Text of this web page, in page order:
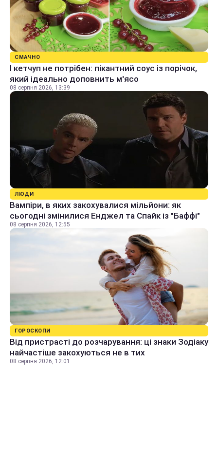
СМАЧНО
І кетчуп не потрібен: пікантний соус із порічок,
який ідеально доповнить м'ясо
08 серпня 2026, 13:39
ЛЮДИ
Вампіри, в яких закохувалися мільйони: як
сьогодні змінилися Енджел та Спайк із "Баффі"
08 серпня 2026, 12:55
ГОРОСКОПИ
Від пристрасті до розчарування: ці знаки Зодіаку
найчастіше закохуються не в тих
08 серпня 2026, 12:01